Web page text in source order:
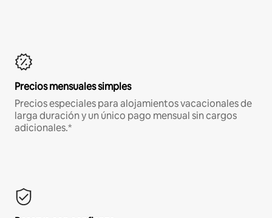
Precios mensuales simples
Precios especiales para alojamientos vacacionales de
larga duración y un único pago mensual sin cargos
adicionales.*